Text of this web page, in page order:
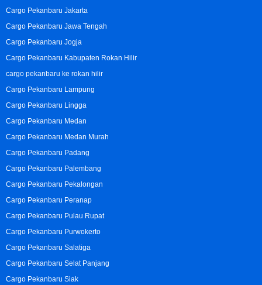
Cargo Pekanbaru Jakarta
Cargo Pekanbaru Jawa Tengah
Cargo Pekanbaru Jogja
Cargo Pekanbaru Kabupaten Rokan Hilir
cargo pekanbaru ke rokan hilir
Cargo Pekanbaru Lampung
Cargo Pekanbaru Lingga
Cargo Pekanbaru Medan
Cargo Pekanbaru Medan Murah
Cargo Pekanbaru Padang
Cargo Pekanbaru Palembang
Cargo Pekanbaru Pekalongan
Cargo Pekanbaru Peranap
Cargo Pekanbaru Pulau Rupat
Cargo Pekanbaru Purwokerto
Cargo Pekanbaru Salatiga
Cargo Pekanbaru Selat Panjang
Cargo Pekanbaru Siak